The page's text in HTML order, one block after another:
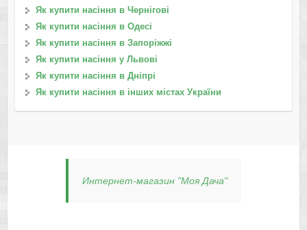
Як купити насіння в Чернігові
Як купити насіння в Одесі
Як купити насіння в Запоріжжі
Як купити насіння у Львові
Як купити насіння в Дніпрі
Як купити насіння в інших містах України
Интернет-магазин "Моя Дача"